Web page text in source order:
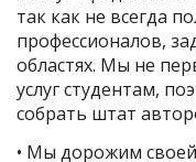
так как не всегда
профессионалов,
областях. Мы не
услуг студентам,
собрать штат
• Мы дорожим